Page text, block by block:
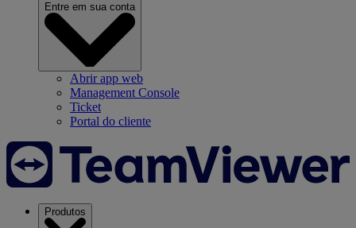
Entre em sua conta
Abrir app web
Management Console
Ticket
Portal do cliente
Produtos